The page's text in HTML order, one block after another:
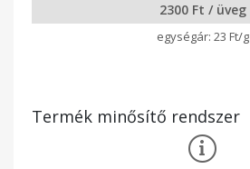
2300 Ft / üveg
23 Ft/g
Termék minősítő rendszer